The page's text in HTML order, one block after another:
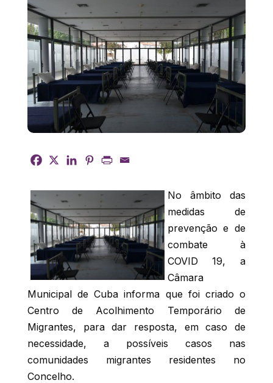
No âmbito das
medidas de
prevenção e de
combate à
COVID 19, a
Câmara
Municipal de Cuba informa que foi criado o
Centro de Acolhimento Temporário de
Migrantes, para dar resposta, em caso de
necessidade, a possíveis casos nas
comunidades migrantes residentes no
Concelho.